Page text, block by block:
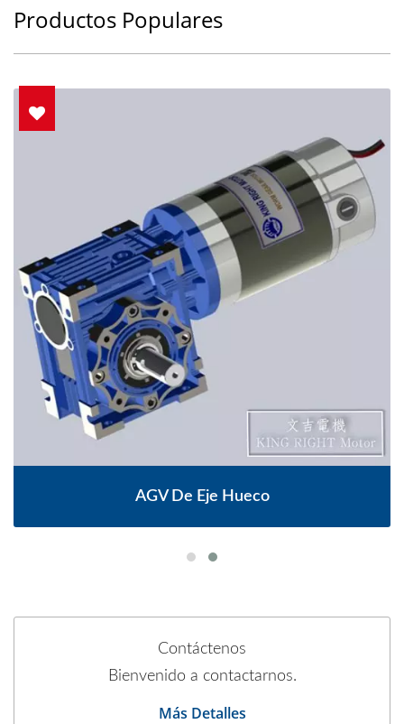
Productos Populares
AGV De Eje Hueco
Contáctenos
Bienvenido a contactarnos.
Más Detalles